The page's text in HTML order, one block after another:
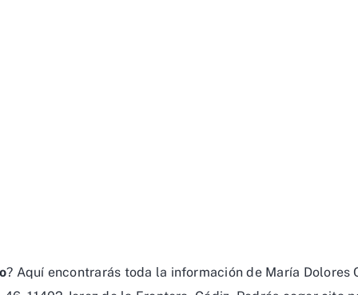
? Aquí encontrarás toda la información de María Dolores